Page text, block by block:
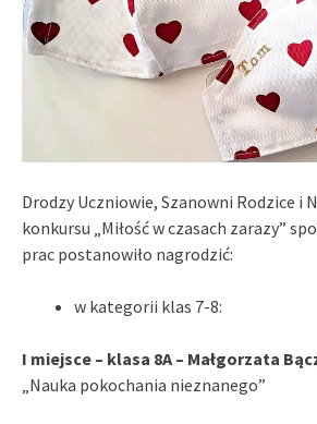
Drodzy Uczniowie, Szanowni Rodzice i
konkursu „Miłość w czasach zarazy”
prac postanowiło nagrodzić:
w kategorii klas 7-8:
I miejsce – klasa 8A – Małgorzata
„Nauka pokochania nieznanego”